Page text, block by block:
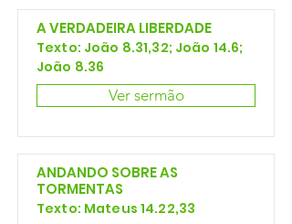
A VERDADEIRA LIBERDADE
Texto: João 8.31,32; João 14.6;
João 8.36
Ver sermão
ANDANDO SOBRE AS
TORMENTAS
Texto: Mateus 14.22,33